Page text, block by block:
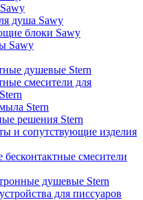
душа Sawy
блоки Sawy
Sawy
душевые Stern
смесители для
Stern
решения Stern
и сопутствующие изделия
смесители
душевые Stern
для писсуаров